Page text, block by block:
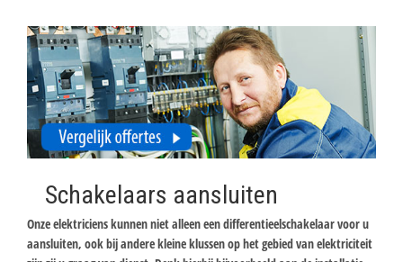
Schakelaars aansluiten
Onze elektriciens kunnen niet alleen een differentieelschakelaar voor u
aansluiten, ook bij andere kleine klussen op het gebied van elektriciteit